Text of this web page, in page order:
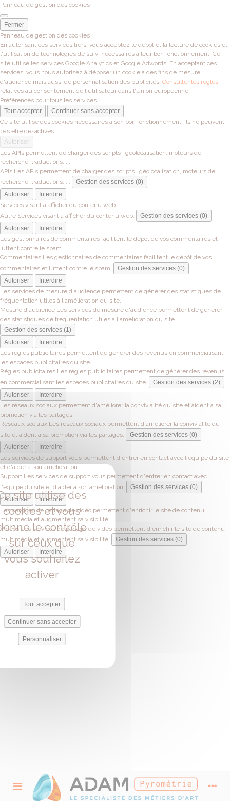
Panneau de gestion des cookies
Fermer
Panneau de gestion des cookies
En autorisant ces services tiers, vous acceptez le dépôt et la lecture de cookies et
l'utilisation de technologies de suivi nécessaires à leur bon fonctionnement. Ce
site utilise les services Google Analytics et Google Adwords. En acceptant ces
services, vous nous autorisez à déposer un cookie à des fins de mesure
d'audience mais aussi de personnalisation des publicités. Consulter les règles
relatives au consentement de l'utilisateur dans l'Union européenne.
Préférences pour tous les services
Tout accepter
Continuer sans accepter
Ce site utilise des cookies nécessaires à son bon fonctionnement. Ils ne peuvent
pas être désactivés.
Autoriser
Les APIs permettent de charger des scripts : géolocalisation, moteurs de
recherche, traductions, ...
APIs Les APIs permettent de charger des scripts : géolocalisation, moteurs de
recherche, traductions, ...
Gestion des services (0)
Autoriser
Interdire
Services visant à afficher du contenu web.
Autre Services visant à afficher du contenu web.
Gestion des services (0)
Autoriser
Interdire
Les gestionnaires de commentaires facilitent le dépôt de vos commentaires et
luttent contre le spam.
Commentaires Les gestionnaires de commentaires facilitent le dépôt de vos
commentaires et luttent contre le spam.
Gestion des services (0)
Autoriser
Interdire
Les services de mesure d'audience permettent de générer des statistiques de
fréquentation utiles à l'amélioration du site.
Mesure d'audience Les services de mesure d'audience permettent de générer
des statistiques de fréquentation utiles à l'amélioration du site.
Gestion des services (1)
Autoriser
Interdire
Les régies publicitaires permettent de générer des revenus en commercialisant
les espaces publicitaires du site.
Régies publicitaires Les régies publicitaires permettent de générer des revenus
en commercialisant les espaces publicitaires du site.
Gestion des services (2)
Autoriser
Interdire
Les réseaux sociaux permettent d'améliorer la convivialité du site et aident à sa
promotion via les partages.
Réseaux sociaux Les réseaux sociaux permettent d'améliorer la convivialité du
site et aident à sa promotion via les partages.
Gestion des services (0)
Autoriser
Interdire
Les services de support vous permettent d'entrer en contact avec l'équipe du site
et d'aider à son amélioration.
Support Les services de support vous permettent d'entrer en contact avec
l'équipe du site et d'aider à son amélioration.
Gestion des services (0)
Autoriser
Interdire
Les services de partage de vidéo permettent d'enrichir le site de contenu
multimédia et augmentent sa visibilité.
Vidéos Les services de partage de vidéo permettent d'enrichir le site de contenu
multimédia et augmentent sa visibilité.
Gestion des services (0)
Autoriser
Interdire
site utilise des
cookies et vous
le contrôle
sur ceux que
vous souhaitez
activer
Tout accepter
Continuer sans accepter
Personnaliser